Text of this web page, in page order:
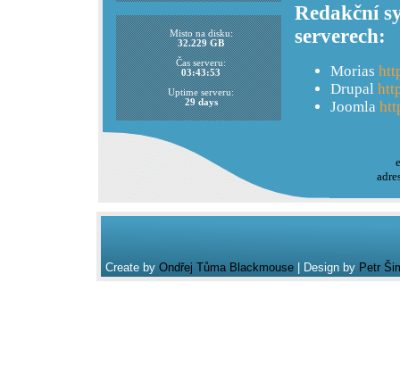
Redakční
serverech:
Morias
Drupal
Joomla
Misto na disku:
32.229 GB
Čas serveru:
03:43:53
Uptime serveru:
29 days
Create by Ondřej Tůma Blackmouse| Design by Petr